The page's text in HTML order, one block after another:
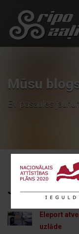
Mūsu
EV pasaules
JAUNĀKIE
Eleport
uzlāde